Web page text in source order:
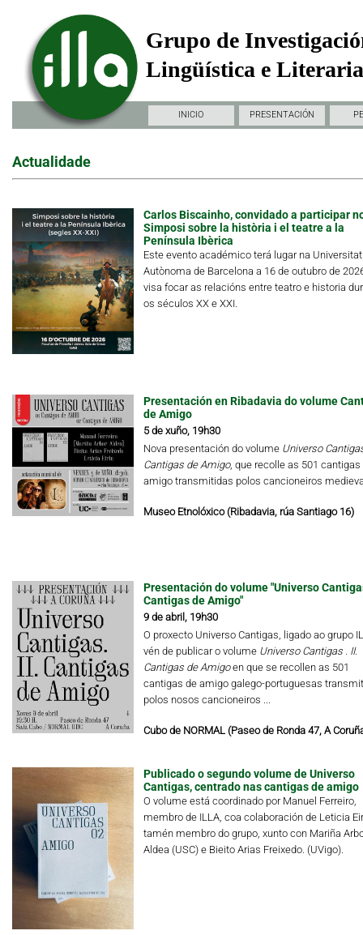
Grupo de
Lingüística e
INICIO PRESENTACIÓN
Actualidade
Carlos Biscainho, convidado a participar
Simposi sobre la història i el teatre a la
Península Ibèrica
Este evento académico terá lugar na Universitat
Autònoma de Barcelona a 16 de outubro de
visa focar as relacións entre teatro e historia
os séculos XX e XXI.
Presentación en Ribadavia do volume
de Amigo
5 de xuño, 19h30
Nova presentación do volume Universo
Cantigas de Amigo, que recolle as 501 cantigas
amigo transmitidas polos cancioneiros
Museo Etnolóxico (Ribadavia, rúa Santiago 16)
Presentación do volume "Universo
Cantigas de Amigo"
9 de abril, 19h30
O proxecto Universo Cantigas, ligado ao grupo
vén de publicar o volume Universo Cantigas . II.
Cantigas de Amigoen que se recollen as 501
cantigas de amigo galego-portuguesas
polos nosos cancioneiros ...
Cubo de NORMAL (Paseo de Ronda 47, A
Publicado o segundo volume de Universo
Cantigas, centrado nas cantigas de amigo
O volume está coordinado por Manuel Ferreiro,
membro de ILLA, coa colaboración de Leticia
tamén membro do grupo, xunto con Mariña
Aldea (USC) e Bieito Arias Freixedo. (UVigo).